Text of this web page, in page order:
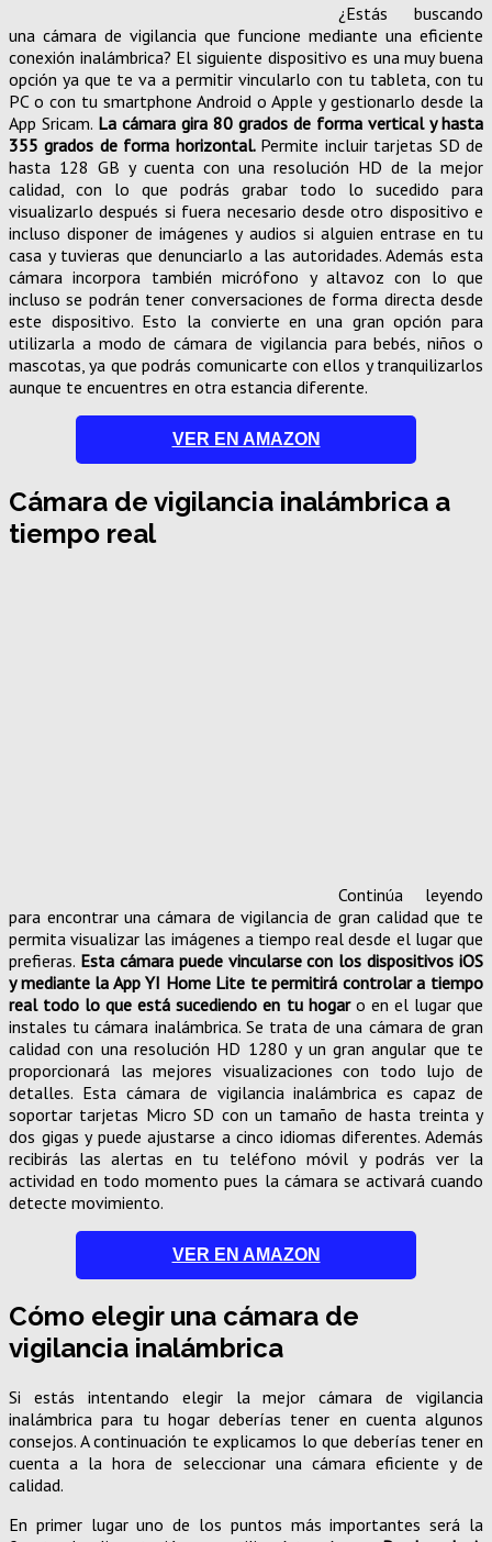
¿Estás buscando
una cámara de vigilancia que funcione mediante una eficiente
conexión inalámbrica? El siguiente dispositivo es una muy buena
opción ya que te va a permitir vincularlo con tu tableta, con tu
PC o con tu smartphone Android o Apple y gestionarlo desde la
App Sricam. La cámara gira 80 grados de forma vertical y hasta
355 grados de forma horizontal. Permite incluir tarjetas SD de
hasta 128 GB y cuenta con una resolución HD de la mejor
calidad, con lo que podrás grabar todo lo sucedido para
visualizarlo después si fuera necesario desde otro dispositivo e
incluso disponer de imágenes y audios si alguien entrase en tu
casa y tuvieras que denunciarlo a las autoridades. Además esta
cámara incorpora también micrófono y altavoz con lo que
incluso se podrán tener conversaciones de forma directa desde
este dispositivo. Esto la convierte en una gran opción para
utilizarla a modo de cámara de vigilancia para bebés, niños o
mascotas, ya que podrás comunicarte con ellos y tranquilizarlos
aunque te encuentres en otra estancia diferente.
VER EN AMAZON
Cámara de vigilancia inalámbrica a
tiempo real
Continúa leyendo
para encontrar una cámara de vigilancia de gran calidad que te
permita visualizar las imágenes a tiempo real desde el lugar que
prefieras. Esta cámara puede vincularse con los dispositivos iOS
y mediante la App YI Home Lite te permitirá controlar a tiempo
real todo lo que está sucediendo en tu hogaro en el lugar que
instales tu cámara inalámbrica. Se trata de una cámara de gran
calidad con una resolución HD 1280 y un gran angular que te
proporcionará las mejores visualizaciones con todo lujo de
detalles. Esta cámara de vigilancia inalámbrica es capaz de
soportar tarjetas Micro SD con un tamaño de hasta treinta y
dos gigas y puede ajustarse a cinco idiomas diferentes. Además
recibirás las alertas en tu teléfono móvil y podrás ver la
actividad en todo momento pues la cámara se activará cuando
detecte movimiento.
VER EN AMAZON
Cómo elegir una cámara de
vigilancia inalámbrica
Si estás intentando elegir la mejor cámara de vigilancia
inalámbrica para tu hogar deberías tener en cuenta algunos
consejos. A continuación te explicamos lo que deberías tener en
cuenta a la hora de seleccionar una cámara eficiente y de
calidad.
En primer lugar uno de los puntos más importantes será la